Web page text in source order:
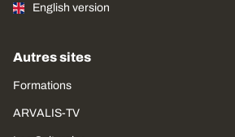
English version
Autres sites
Formations
ARVALIS-TV